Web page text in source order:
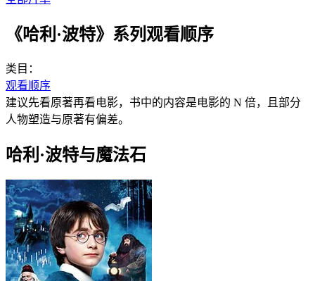
《哈利·波特》系列观看顺序
类目：
观看顺序
建议先看原著再看电影，书中的内容是电影的 N 倍，且部分
人物塑造与原著有偏差。
哈利·波特与魔法石